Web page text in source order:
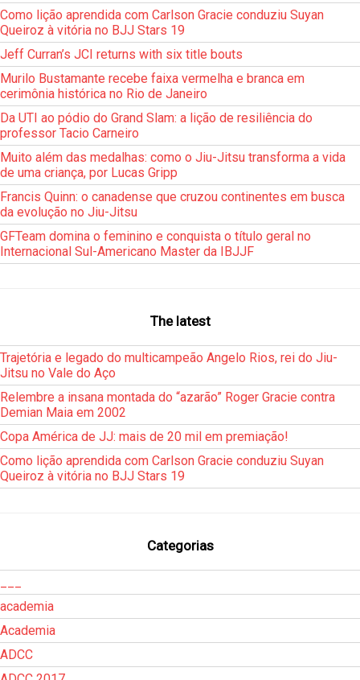
Como lição aprendida com Carlson Gracie conduziu Suyan
Queiroz à vitória no BJJ Stars 19
Jeff Curran’s JCI returns with six title bouts
Murilo Bustamante recebe faixa vermelha e branca em
cerimônia histórica no Rio de Janeiro
Da UTI ao pódio do Grand Slam: a lição de resiliência do
professor Tacio Carneiro
Muito além das medalhas: como o Jiu-Jitsu transforma a vida
de uma criança, por Lucas Gripp
Francis Quinn: o canadense que cruzou continentes em busca
da evolução no Jiu-Jitsu
GFTeam domina o feminino e conquista o título geral no
Internacional Sul-Americano Master da IBJJF
The latest
Trajetória e legado do multicampeão Angelo Rios, rei do Jiu-
Jitsu no Vale do Aço
Relembre a insana montada do “azarão” Roger Gracie contra
Demian Maia em 2002
Copa América de JJ: mais de 20 mil em premiação!
Como lição aprendida com Carlson Gracie conduziu Suyan
Queiroz à vitória no BJJ Stars 19
Categorias
academia
Academia
ADCC